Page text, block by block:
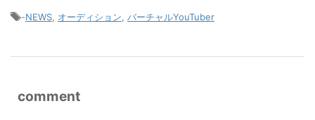
-NEWS オーディション バーチャルYouTuber
comment